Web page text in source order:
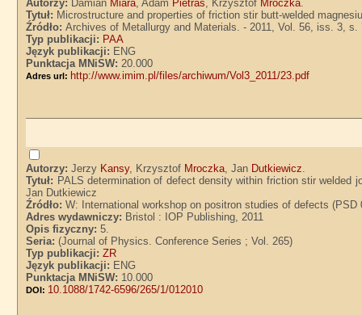
Autorzy: Damian Miara, Adam Pietras, Krzysztof Mroczka.
Tytuł: Microstructure and properties of friction stir butt-welded
Źródło:Archives of Metallurgy and Materials. - 2011, Vol. 56, iss. 3, s.
Typ publikacji: PAA
Język publikacji: ENG
Punktacja MNiSW:20.000
Adres url: http://www.imim.pl/files/archiwum/Vol3_2011/23.pdf
Autorzy:Jerzy Kansy, Krzysztof Mroczka, Jan Dutkiewicz.
Tytuł: PALS determination of defect density within friction stir
Jan Dutkiewicz
Źródło:W: International workshop on positron studies of defects
Adres wydawniczy: Bristol : IOP Publishing, 2011
Opis fizyczny:5.
Seria:(Journal of Physics. Conference Series ; Vol. 265)
Typ publikacji:ZR
Język publikacji: ENG
Punktacja MNiSW: 10.000
DOI: 10.1088/1742-6596/265/1/012010